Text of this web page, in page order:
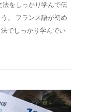
をしっかり学んで伝
。 フランス語が初め
でしっかり学んでい